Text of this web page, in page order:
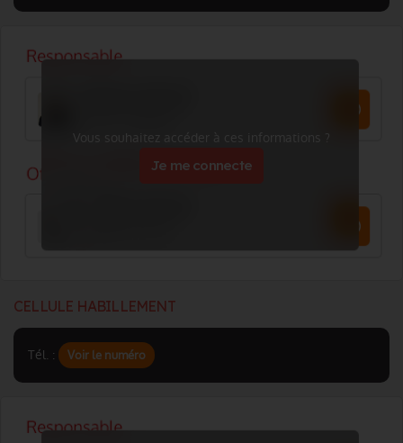
Vous souhaitez accéder à ces informations ?
Je me connecte
CELLULE HABILLEMENT
Tél. : Voir le numéro